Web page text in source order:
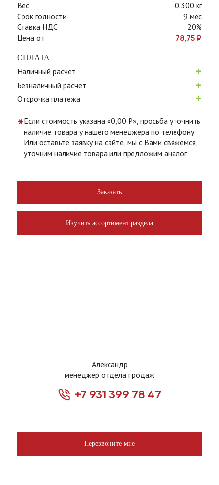
Вес
0.300 кг
Срок годности
9 мес
Ставка НДС
20%
Цена от
78,75 ₽
ОПЛАТА
Наличный расчет +
Безналичный расчет +
Отсрочка платежа +
*Если стоимость указана «0,00 Р», просьба уточнить
наличие товара у нашего менеджера по телефону.
Или оставьте заявку на сайте, мы с Вами свяжемся,
уточним наличие товара или предложим аналог
Заказать
Изучить ассортимент раздела
Александр
менеджер отдела продаж
+7 931 399 78 47
Перезвоните мне